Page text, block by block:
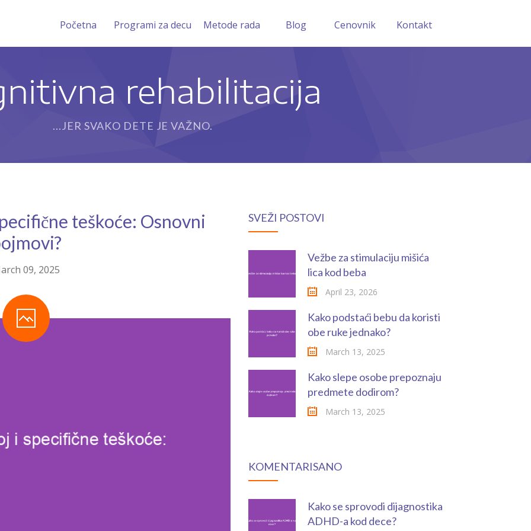
Početna Programi za decu Metode rada Blog Cenovnik Kontakt
rehabilitacija
...JER SVAKO DETE JE VAŽNO.
teškoće: Osnovni
09, 2025
SVEŽI POSTOVI
Vežbe za stimulaciju mišića
lica kod beba
April 23, 2026
Kako podstaći bebu da koristi
obe ruke jednako?
March 13, 2025
Kako slepe osobe prepoznaju
predmete dodirom?
March 13, 2025
KOMENTARISANO
Kako se sprovodi dijagnostika
ADHD-a kod dece?